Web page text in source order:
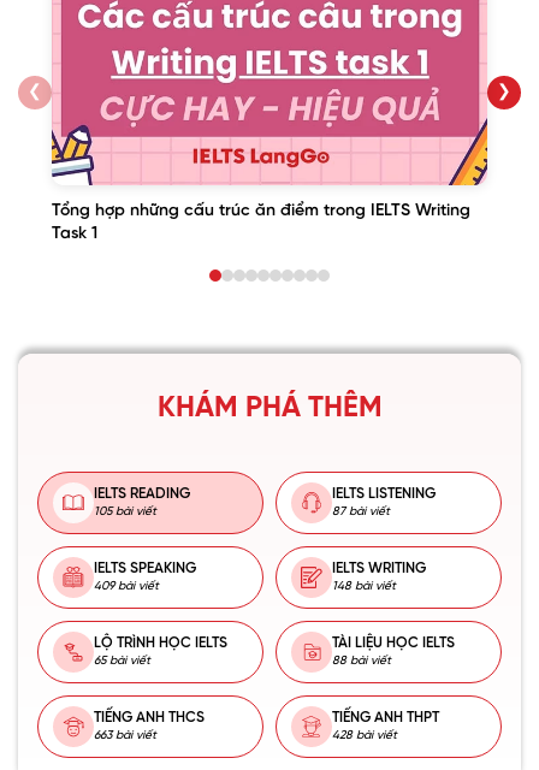
❮
Tổng hợp những cấu trúc ăn điểm trong IELTS Writing
Task 1
❯
KHÁM PHÁ THÊM
IELTS READING
105 bài viết
IELTS LISTENING
87 bài viết
IELTS SPEAKING
409 bài viết
IELTS WRITING
148 bài viết
LỘ TRÌNH HỌC IELTS
65 bài viết
TÀI LIỆU HỌC IELTS
88 bài viết
TIẾNG ANH THCS
663 bài viết
TIẾNG ANH THPT
428 bài viết